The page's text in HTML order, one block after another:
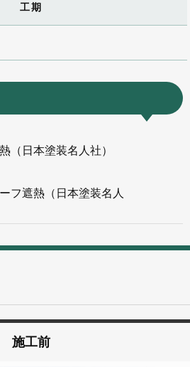
工期
（日本塗装名人社）
フ遮熱（日本塗装名人
施工前